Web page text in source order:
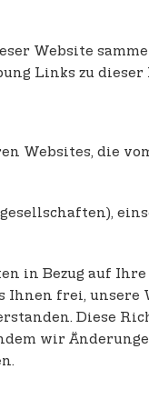
Website
Links zu
Websites, die
Bezug auf
frei, unsere
Diese
wir